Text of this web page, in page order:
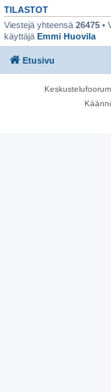
TILASTOT
Viestejä yhteensä 26475 •
käyttäjä Emmi Huovila
Etusivu